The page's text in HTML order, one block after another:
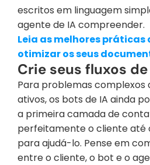
escritos em linguagem
agente de IA compreender.
Leia as melhores práticas
otimizar os seus
Crie seus fluxos
Para problemas complexos
ativos, os bots de IA ainda
a primeira camada de
perfeitamente o cliente até
para ajudá-lo. Pense em
entre o cliente, o bot e o